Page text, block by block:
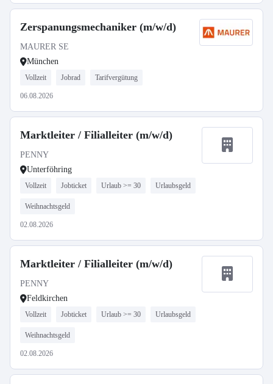
Zerspanungsmechaniker (m/w/d)
MAURER SE
München
Vollzeit Jobrad Tarifvergütung
06.08.2026
Marktleiter / Filialleiter (m/w/d)
PENNY
Unterföhring
Vollzeit Jobticket Urlaub >= 30 Urlaubsgeld
Weihnachtsgeld
02.08.2026
Marktleiter / Filialleiter (m/w/d)
PENNY
Feldkirchen
Vollzeit Jobticket Urlaub >= 30 Urlaubsgeld
Weihnachtsgeld
02.08.2026